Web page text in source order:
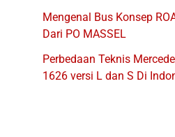
Mengenal Bus Konsep
Dari PO MASSEL
Perbedaan Teknis
1626 versi L dan S Di